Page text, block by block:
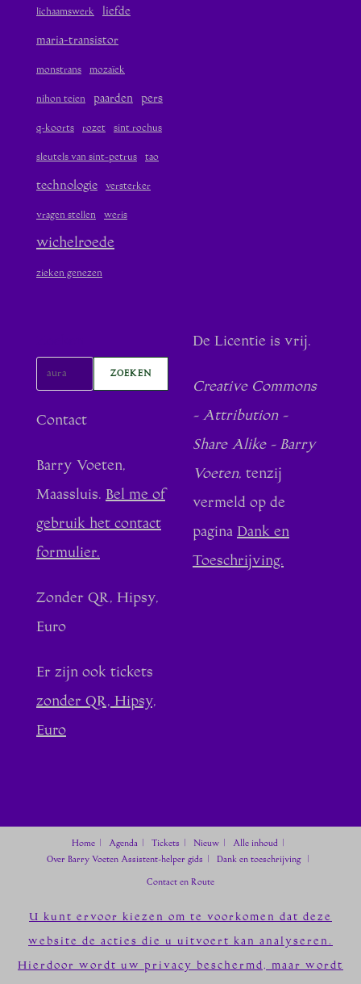
lichaamswerk liefde
maria-transistor
monstrans mozaïek
nihon teien paarden pers
q-koorts rozet sint rochus
sleutels van sint-petrus tao
technologie versterker
vragen stellen weris
wichelroede
zieken genezen
ZOEKEN
Contact
Barry Voeten,
Maassluis. Bel me of
gebruik het contact
formulier.
Zonder QR, Hipsy,
Euro
Er zijn ook tickets
zonder QR, Hipsy,
Euro
De Licentie is vrij.
Creative Commons
- Attribution -
Share Alike - Barry
Voeten, tenzij
vermeld op de
pagina Dank en
Toeschrijving.
Home Agenda Tickets Nieuw
Alle inhoud
Over Barry Voeten Assistent-helper gids Dank en toeschrijving
Contact en Route
U kunt ervoor kiezen om te voorkomen dat deze
website de acties die u uitvoert kan analyseren.
Hierdoor wordt uw privacy beschermd, maar wordt